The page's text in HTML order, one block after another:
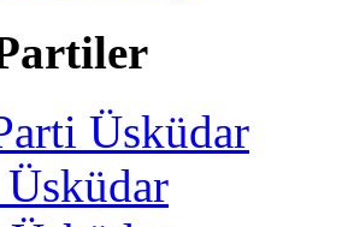
Üsküdar